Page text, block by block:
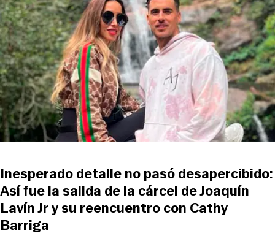
Inesperado detalle no pasó desapercibido:
Así fue la salida de la cárcel de Joaquín
Lavín Jr y su reencuentro con Cathy
Barriga